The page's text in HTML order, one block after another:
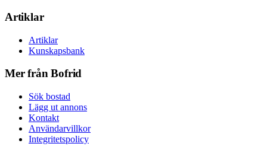
Artiklar
Artiklar
Kunskapsbank
Mer från Bofrid
Sök bostad
Lägg ut annons
Kontakt
Användarvillkor
Integritetspolicy